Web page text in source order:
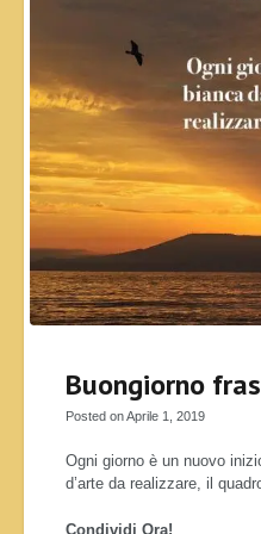
Buongiorno
Posted on Aprile 1, 2019
Ogni giorno è un nuovo
d’arte da realizzare, il
Condividi Ora!